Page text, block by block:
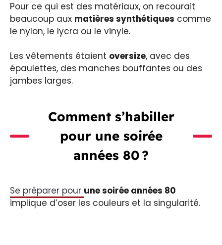
Pour ce qui est des matériaux, on recourait
beaucoup aux matières synthétiques comme
le nylon, le lycra ou le vinyle.
Les vêtements étaient oversize, avec des
épaulettes, des manches bouffantes ou des
jambes larges.
Comment s’habiller
pour une soirée
années 80 ?
Se préparer pour une soirée années 80
implique d’oser les couleurs et la singularité.